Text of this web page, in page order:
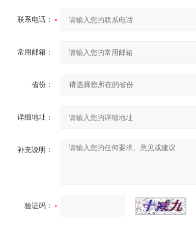
联系电话：
常用邮箱：
省份：
详细地址：
补充说明：
验证码：